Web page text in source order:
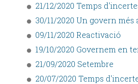
21/12/2020 Temps
30/11/2020 Un govern
09/11/2020 Reactivació
19/10/2020 Governem en
21/09/2020 Setembre
20/07/2020 Temps